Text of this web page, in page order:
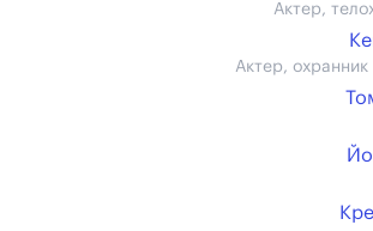
Актер,
Актер, охранник